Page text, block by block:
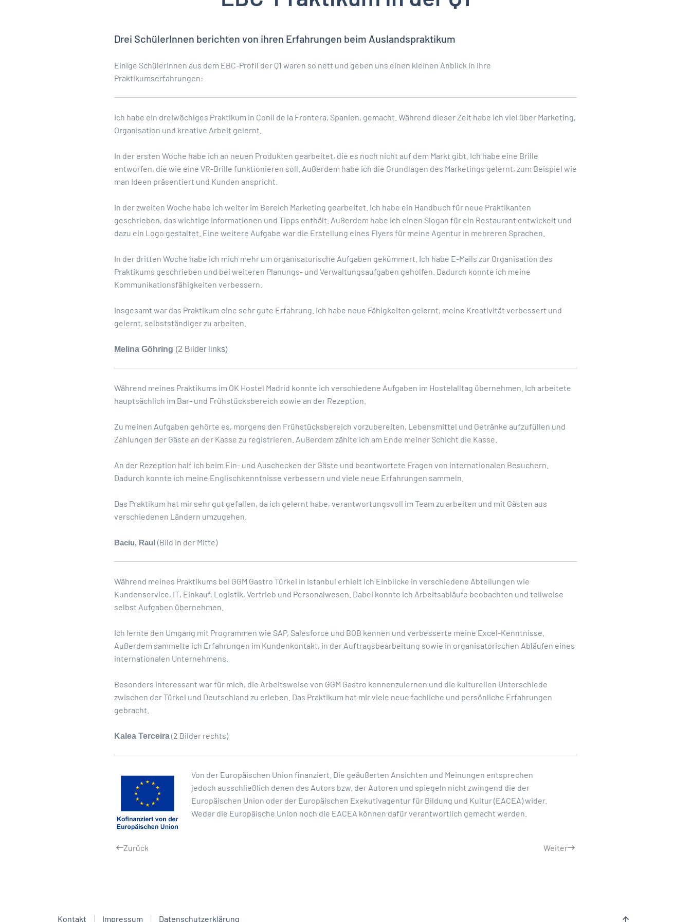
Drei SchülerInnen berichten von ihren Erfahrungen beim Auslandspraktikum
Einige SchülerInnen aus dem EBC-Profil der Q1 waren so nett und geben uns einen kleinen Anblick in ihre
Praktikumserfahrungen:
Ich habe ein dreiwöchiges Praktikum in Conil de la Frontera, Spanien, gemacht. Während dieser Zeit habe ich viel über Marketing,
Organisation und kreative Arbeit gelernt.
In der ersten Woche habe ich an neuen Produkten gearbeitet, die es noch nicht auf dem Markt gibt. Ich habe eine Brille
entworfen, die wie eine VR-Brille funktionieren soll. Außerdem habe ich die Grundlagen des Marketings gelernt, zum Beispiel wie
man Ideen präsentiert und Kunden anspricht.
In der zweiten Woche habe ich weiter im Bereich Marketing gearbeitet. Ich habe ein Handbuch für neue Praktikanten
geschrieben, das wichtige Informationen und Tipps enthält. Außerdem habe ich einen Slogan für ein Restaurant entwickelt und
dazu ein Logo gestaltet. Eine weitere Aufgabe war die Erstellung eines Flyers für meine Agentur in mehreren Sprachen.
In der dritten Woche habe ich mich mehr um organisatorische Aufgaben gekümmert. Ich habe E-Mails zur Organisation des
Praktikums geschrieben und bei weiteren Planungs- und Verwaltungsaufgaben geholfen. Dadurch konnte ich meine
Kommunikationsfähigkeiten verbessern.
Insgesamt war das Praktikum eine sehr gute Erfahrung. Ich habe neue Fähigkeiten gelernt, meine Kreativität verbessert und
gelernt, selbstständiger zu arbeiten.
Melina Göhring (2 Bilder links)
Während meines Praktikums im OK Hostel Madrid konnte ich verschiedene Aufgaben im Hostelalltag übernehmen. Ich arbeitete
hauptsächlich im Bar- und Frühstücksbereich sowie an der Rezeption.
Zu meinen Aufgaben gehörte es, morgens den Frühstücksbereich vorzubereiten, Lebensmittel und Getränke aufzufüllen und
Zahlungen der Gäste an der Kasse zu registrieren. Außerdem zählte ich am Ende meiner Schicht die Kasse.
An der Rezeption half ich beim Ein- und Auschecken der Gäste und beantwortete Fragen von internationalen Besuchern.
Dadurch konnte ich meine Englischkenntnisse verbessern und viele neue Erfahrungen sammeln.
Das Praktikum hat mir sehr gut gefallen, da ich gelernt habe, verantwortungsvoll im Team zu arbeiten und mit Gästen aus
verschiedenen Ländern umzugehen.
Baciu, Raul (Bild in der Mitte)
Während meines Praktikums bei GGM Gastro Türkei in Istanbul erhielt ich Einblicke in verschiedene Abteilungen wie
Kundenservice, IT, Einkauf, Logistik, Vertrieb und Personalwesen. Dabei konnte ich Arbeitsabläufe beobachten und teilweise
selbst Aufgaben übernehmen.
Ich lernte den Umgang mit Programmen wie SAP, Salesforce und BOB kennen und verbesserte meine Excel-Kenntnisse.
Außerdem sammelte ich Erfahrungen im Kundenkontakt, in der Auftragsbearbeitung sowie in organisatorischen Abläufen eines
internationalen Unternehmens.
Besonders interessant war für mich, die Arbeitsweise von GGM Gastro kennenzulernen und die kulturellen Unterschiede
zwischen der Türkei und Deutschland zu erleben. Das Praktikum hat mir viele neue fachliche und persönliche Erfahrungen
gebracht.
Kalea Terceira(2 Bilder rechts)
Von der Europäischen Union finanziert. Die geäußerten Ansichten und Meinungen entsprechen
jedoch ausschließlich denen des Autors bzw. der Autoren und spiegeln nicht zwingend die der
Europäischen Union oder der Europäischen Exekutivagentur für Bildung und Kultur (EACEA) wider.
Weder die Europäische Union noch die EACEA können dafür verantwortlich gemacht werden.
Zurück Weiter
Kontakt Impressum Datenschutzerklärung